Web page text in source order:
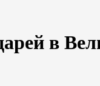
в